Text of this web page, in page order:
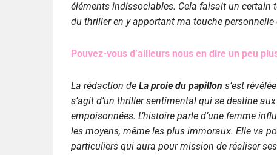
éléments indissociables. Cela faisait un certain
du thriller en y apportant ma touche
Pouvez-vous d’ailleurs nous en dire un peu
La rédaction de La proie du papillon s’est
s’agit d’un thriller sentimental qui se destine
empoisonnées. L’histoire parle d’une femme
les moyens, même les plus immoraux. Elle va
particuliers qui aura pour mission de réaliser